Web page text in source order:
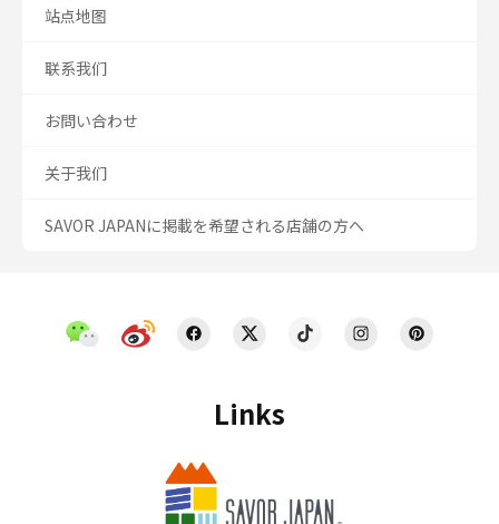
Links
站点地图
联系我们
お問い合わせ
关于我们
SAVOR JAPANに掲載を希望される店舗の方へ